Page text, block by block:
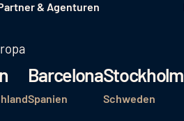
& Agenturen
Barcelona
Spanien
Stockholm
Schweden